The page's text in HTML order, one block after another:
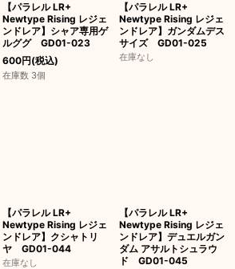
【パラレル LR+
Newtype Rising レジェ
ンドレア】シャア専用ゲ
ルググ GD01-023
600円(税込)
在庫数 3個
【パラレル LR+
Newtype Rising レジェ
ンドレア】ガンダムデス
サイズ GD01-025
在庫なし
【パラレル LR+
Newtype Rising レジェ
ンドレア】クシャトリ
ヤ GD01-044
在庫なし
【パラレル LR+
Newtype Rising レジェ
ンドレア】デュエルガン
ダム アサルトシュラウ
ド GD01-045